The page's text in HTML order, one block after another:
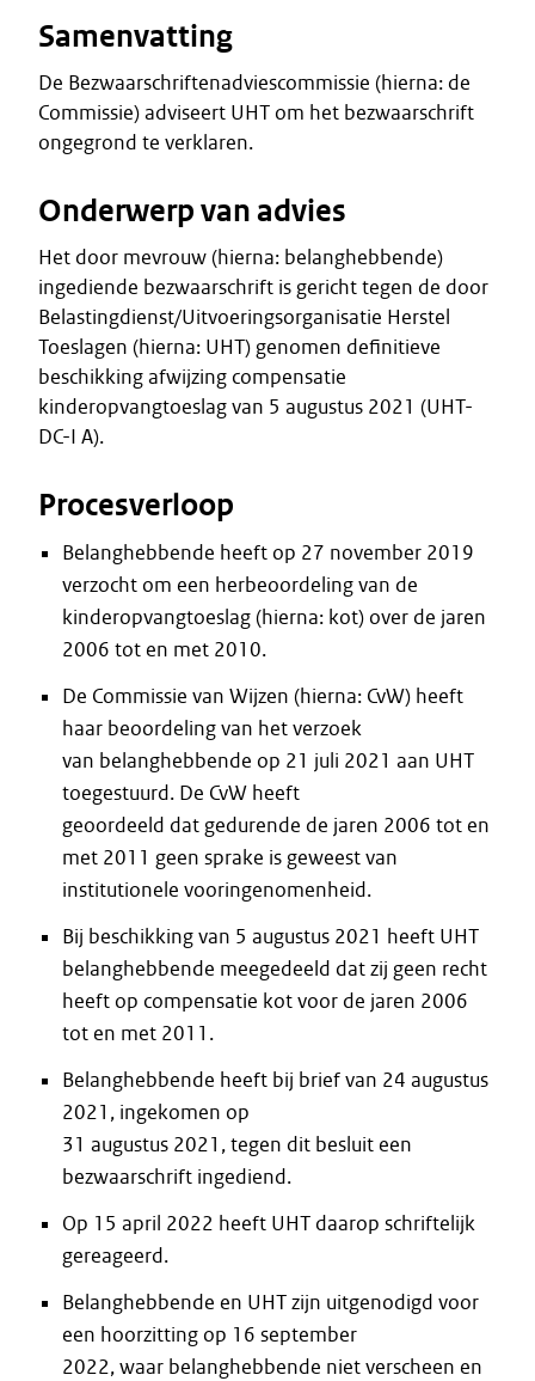
Samenvatting
De Bezwaarschriftenadviescommissie (hierna: de
Commissie) adviseert UHT om het bezwaarschrift
ongegrond te verklaren.
Onderwerp van advies
Het door mevrouw (hierna: belanghebbende)
ingediende bezwaarschrift is gericht tegen de door
Belastingdienst/Uitvoeringsorganisatie Herstel
Toeslagen (hierna: UHT) genomen definitieve
beschikking afwijzing compensatie
kinderopvangtoeslag van 5 augustus 2021 (UHT-
DC-I A).
Procesverloop
Belanghebbende heeft op 27 november 2019
verzocht om een herbeoordeling van de
kinderopvangtoeslag (hierna: kot) over de jaren
2006 tot en met 2010.
De Commissie van Wijzen (hierna: CvW) heeft
haar beoordeling van het verzoek
van belanghebbende op 21 juli 2021 aan UHT
toegestuurd. De CvW heeft
geoordeeld dat gedurende de jaren 2006 tot en
met 2011 geen sprake is geweest van
institutionele vooringenomenheid.
Bij beschikking van 5 augustus 2021 heeft UHT
belanghebbende meegedeeld dat zij geen recht
heeft op compensatie kot voor de jaren 2006
tot en met 2011.
Belanghebbende heeft bij brief van 24 augustus
2021, ingekomen op
31 augustus 2021, tegen dit besluit een
bezwaarschrift ingediend.
Op 15 april 2022 heeft UHT daarop schriftelijk
gereageerd.
Belanghebbende en UHT zijn uitgenodigd voor
een hoorzitting op 16 september
2022, waar belanghebbende niet verscheen en